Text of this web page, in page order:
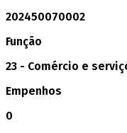
202450070002
Função
23 - Comércio e
Empenhos
0